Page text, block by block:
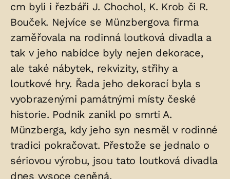
cm byli i řezbáři J. Chochol, K. Krob či R.
Bouček. Nejvíce se Münzbergova firma
zaměřovala na rodinná loutková divadla a
tak v jeho nabídce byly nejen dekorace,
ale také nábytek, rekvizity, střihy a
loutkové hry. Řada jeho dekorací byla s
vyobrazenými památnými místy české
historie. Podnik zanikl po smrti A.
Münzberga, kdy jeho syn nesměl v rodinné
tradici pokračovat. Přestože se jednalo o
sériovou výrobu, jsou tato loutková divadla
dnes vysoce ceněná.